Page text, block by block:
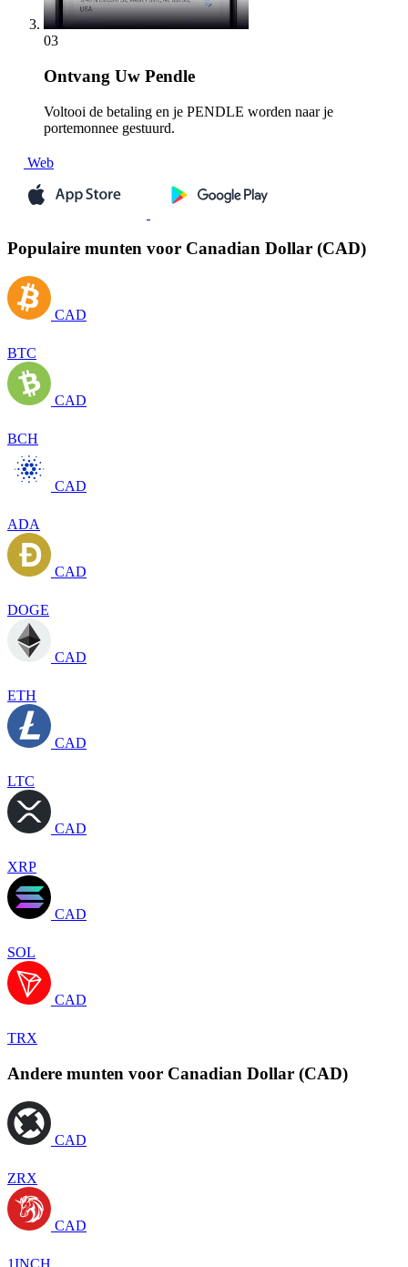
03
Ontvang Uw Pendle
Voltooi de betaling en je PENDLE worden naar je
portemonnee gestuurd.
Web
Populaire munten voor Canadian Dollar (CAD)
CAD
BTC
CAD
BCH
CAD
ADA
CAD
DOGE
CAD
ETH
CAD
LTC
CAD
XRP
CAD
SOL
CAD
TRX
Andere munten voor Canadian Dollar (CAD)
CAD
ZRX
CAD
1INCH